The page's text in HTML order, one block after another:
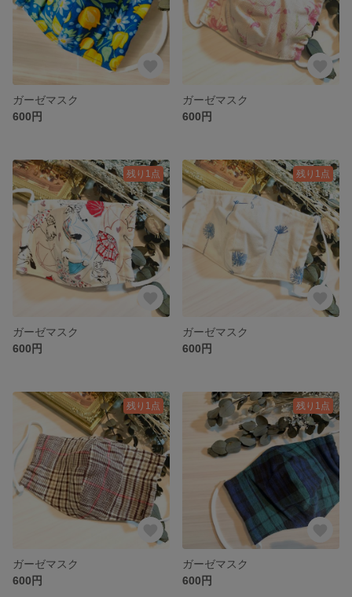
ガーゼマスク
600円
ガーゼマスク
600円
残り1点
ガーゼマスク
600円
残り1点
ガーゼマスク
600円
残り1点
ガーゼマスク
600円
残り1点
ガーゼマスク
600円